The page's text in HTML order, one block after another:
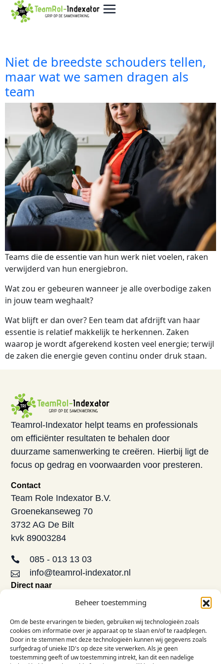
Beheer toestemming
Om de beste ervaringen te bieden, gebruiken wij technologieën zoals
cookies om informatie over je apparaat op te slaan en/of te raadplegen.
Door in te stemmen met deze technologieën kunnen wij gegevens zoals
surfgedrag of unieke ID's op deze site verwerken. Als je geen
toestemming geeft of uw toestemming intrekt, kan dit een nadelige
Niet de breedste schouders tellen,
maar wat we samen dragen als
team
Teams die de essentie van hun werk niet voelen, raken
verwijderd van hun energiebron.
Wat zou er gebeuren wanneer je alle overbodige zaken
in jouw team weghaalt?
Wat blijft er dan over? Een team dat afdrijft van haar
essentie is relatief makkelijk te herkennen. Zaken
waarop je wordt afgerekend kosten veel energie; terwijl
de zaken die energie geven continu onder druk staan.
Teamrol-Indexator helpt teams en professionals
om efficiënter resultaten te behalen door
duurzame samenwerking te creëren. Hierbij ligt de
focus op gedrag en voorwaarden voor presteren.
Contact
Team Role Indexator B.V.
Groenekanseweg 70
3732 AG De Bilt
kvk 89003284
085 - 013 13 03
info@teamrol-indexator.nl
Direct naar
De TRI-methode
FAQ
Contact